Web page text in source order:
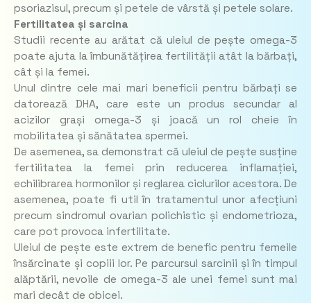
psoriazisul, precum și petele de vârstă și petele solare.
Fertilitatea și sarcina
Studii recente au arătat că uleiul de pește omega-3
poate ajuta la îmbunătățirea fertilității atât la bărbați,
cât și la femei.
Unul dintre cele mai mari beneficii pentru bărbați se
datorează DHA, care este un produs secundar al
acizilor grași omega-3 și joacă un rol cheie în
mobilitatea și sănătatea spermei.
De asemenea, sa demonstrat că uleiul de pește susține
fertilitatea la femei prin reducerea inflamației,
echilibrarea hormonilor și reglarea ciclurilor acestora. De
asemenea, poate fi util în tratamentul unor afecțiuni
precum sindromul ovarian polichistic și endometrioza,
care pot provoca infertilitate.
Uleiul de pește este extrem de benefic pentru femeile
însărcinate și copiii lor. Pe parcursul sarcinii și în timpul
alăptării, nevoile de omega-3 ale unei femei sunt mai
mari decât de obicei.